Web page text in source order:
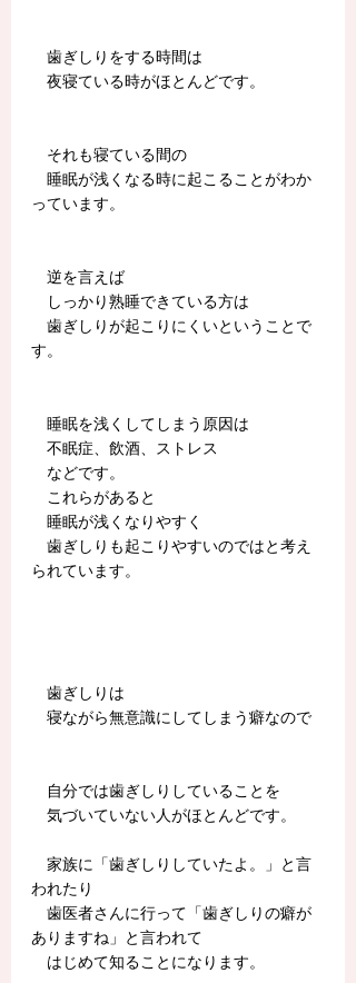
歯ぎしりをする時間は
夜寝ている時がほとんどです。
それも寝ている間の
睡眠が浅くなる時に起こることがわか
っています。
逆を言えば
しっかり熟睡できている方は
歯ぎしりが起こりにくいということで
す。
睡眠を浅くしてしまう原因は
不眠症、飲酒、ストレス
などです。
これらがあると
睡眠が浅くなりやすく
歯ぎしりも起こりやすいのではと考え
られています。
歯ぎしりは
寝ながら無意識にしてしまう癖なので
自分では歯ぎしりしていることを
気づいていない人がほとんどです。
家族に「歯ぎしりしていたよ。」と言
われたり
歯医者さんに行って「歯ぎしりの癖が
ありますね」と言われて
はじめて知ることになります。